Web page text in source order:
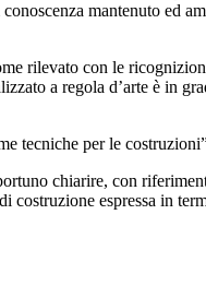
mantenuto ed
rilevato con le
a regola d’arte è in
tecniche per le
chiarire, con
espressa in